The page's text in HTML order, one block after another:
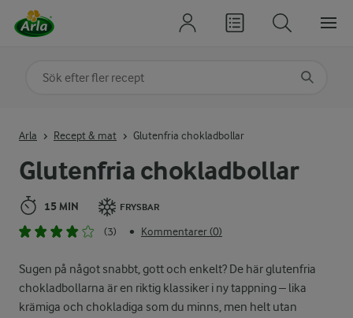
Glutenfria chokladbollar
15 MIN FRYSBAR
(3) • Kommentarer (0)
Sugen på något snabbt, gott och enkelt? De här glutenfria
chokladbollarna är en riktig klassiker i ny tappning – lika
krämiga och chokladiga som du minns, men helt utan
Arla Recept & mat Glutenfria chokladbollar
Sök på kategori eller ingrediens